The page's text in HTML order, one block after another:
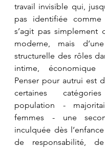
travail invisible qui,
pas identifiée
s’agit pas simplement
moderne, mais
structurelle des rôles
intime, économique
Penser pour autrui est
certaines
population -
femmes - une
inculquée dès
de responsabilité,